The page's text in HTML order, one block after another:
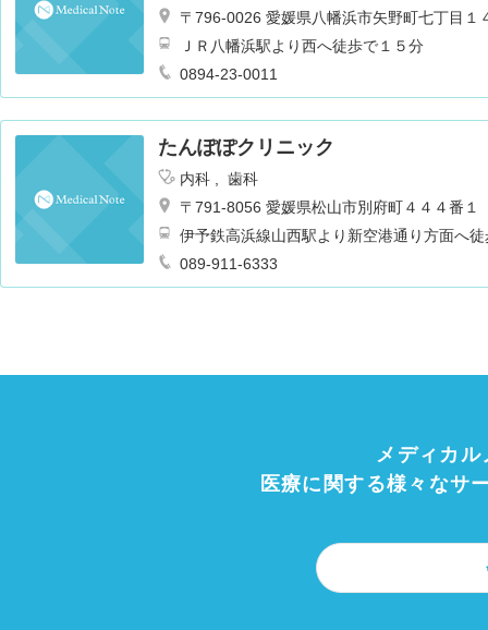
〒796-0026 愛媛県八幡浜市矢野町七丁目１
ＪＲ八幡浜駅より西へ徒歩で１５分
0894-23-0011
たんぽぽクリニック
内科
歯科
〒791-8056 愛媛県松山市別府町４４４番１
伊予鉄高浜線山西駅より新空港通り方面へ
089-911-6333
メディカ
医療に関する様々なサ